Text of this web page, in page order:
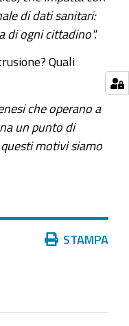
di dati sanitari:
di ogni cittadino".
Quali
che operano a
un punto di
motivi siamo
Azioni STAMPA